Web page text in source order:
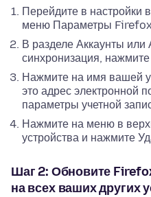
Перейдите в настройки
меню Параметры
В разделе Аккаунты или
синхронизация,
Нажмите на имя вашей
это адрес электронной
параметры учетной
Нажмите на меню в
устройства и нажмите
Шаг 2: Обновите
на всех ваших других